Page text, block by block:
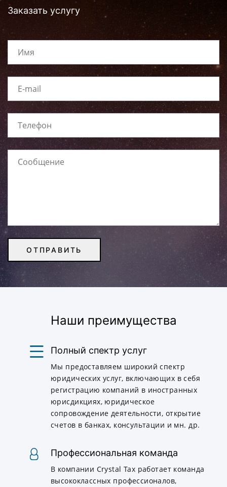
Заказать услугу
Наши преимущества
Полный спектр услуг
Мы предоставляем широкий спектр
юридических услуг, включающих в себя
регистрацию компаний в иностранных
юрисдикциях, юридическое
сопровождение деятельности, открытие
счетов в банках, консультации и мн. др.
Профессиональная команда
В компании Crystal Tax работает команда
высококлассных профессионалов,